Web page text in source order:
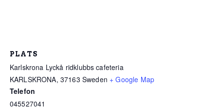
PLATS
Karlskrona Lyckå ridklubbs cafeteria
KARLSKRONA, 37163 Sweden + Google Map
Telefon
045527041